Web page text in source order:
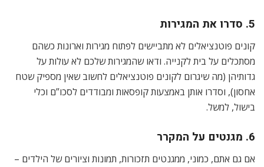
5. סדרו את המגירות
קונים פוטנציאלים לא מתביישים לפתוח מגירות וארונות כשהם
מסתכלים על בית לקנייה. ודאו שהמגירות שלכם לא עולות על
גדותיהן (מה שיגרום לקונים פוטנציאלים לחשוב שאין מספיק שטח
אחסון), וסדרו אותן באמצעות קופסאות ומבודדים לסכו”ם וכלי
בישול, למשל.
6. מגנטים על המקרר
אם גם אתם, כמוני, ממגנטים תזכורות, תמונות וציורים של הילדים –